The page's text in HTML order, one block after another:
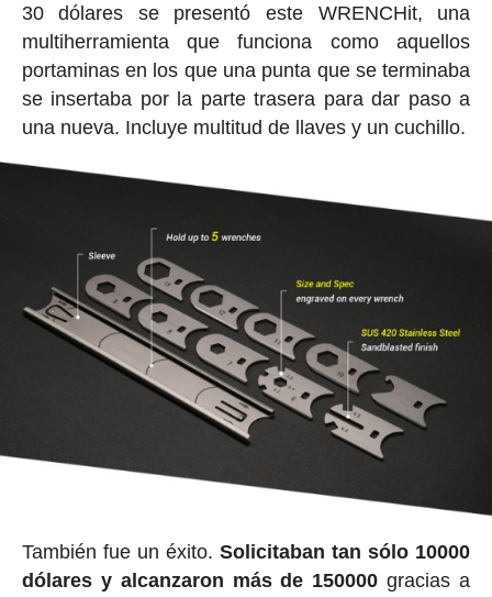
30 dólares se presentó este WRENCHit, una
multiherramienta que funciona como aquellos
portaminas en los que una punta que se terminaba
se insertaba por la parte trasera para dar paso a
una nueva. Incluye multitud de llaves y un cuchillo.
También fue un éxito.Solicitaban tan sólo 10000
dólares y alcanzaron más de 150000 gracias a